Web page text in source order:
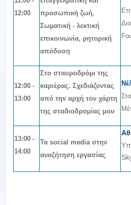
12:00
προσωπική ζωή.
Σωματική - λεκτική
επικοινωνία, ρητορική
απόδοση
12:00 -
13:00
Στο σταυροδρόμι της
καριέρας. Σχεδιάζοντας
από την αρχή τον χάρτη
της σταδιοδρομίας μου
13:00 -
14:00
Τα social media στην
αναζήτηση εργασίας